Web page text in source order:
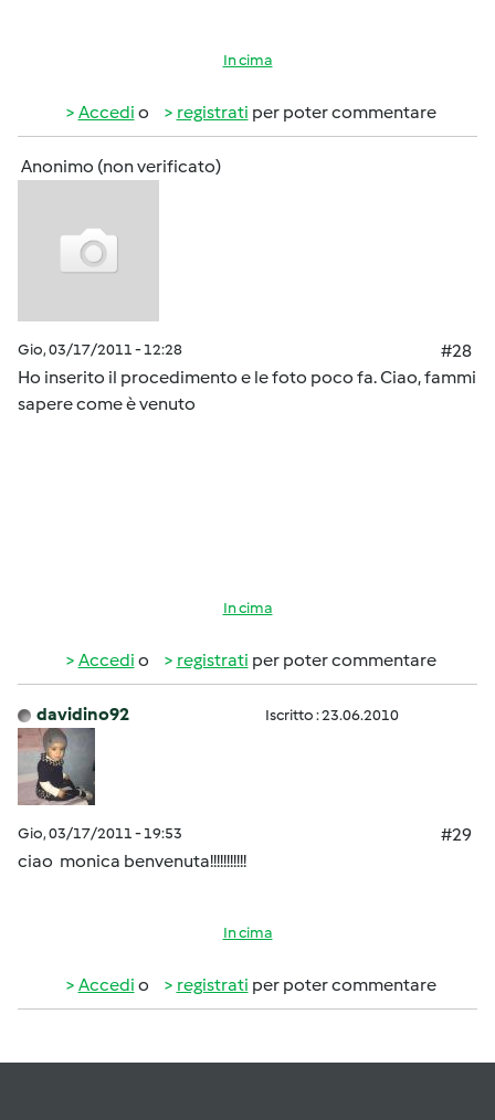
In cima
Accedi o registrati per poter commentare
Anonimo (non verificato)
Gio, 03/17/2011 - 12:28
#28
Ho inserito il procedimento e le foto poco fa. Ciao, fammi
sapere come è venuto
In cima
Accedi o registrati per poter commentare
davidino92 Iscritto : 23.06.2010
Gio, 03/17/2011 - 19:53
#29
ciao monica benvenuta!!!!!!!!!!!
In cima
Accedi o registrati per poter commentare